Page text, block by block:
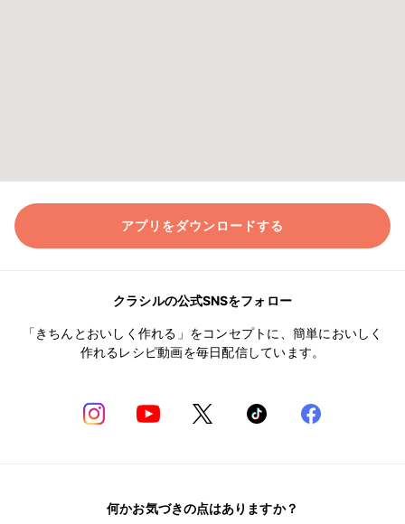
アプリをダウンロードする
クラシルの公式SNSをフォロー
「きちんとおいしく作れる」をコンセプトに、簡単においしく
作れるレシピ動画を毎日配信しています。
何かお気づきの点はありますか？